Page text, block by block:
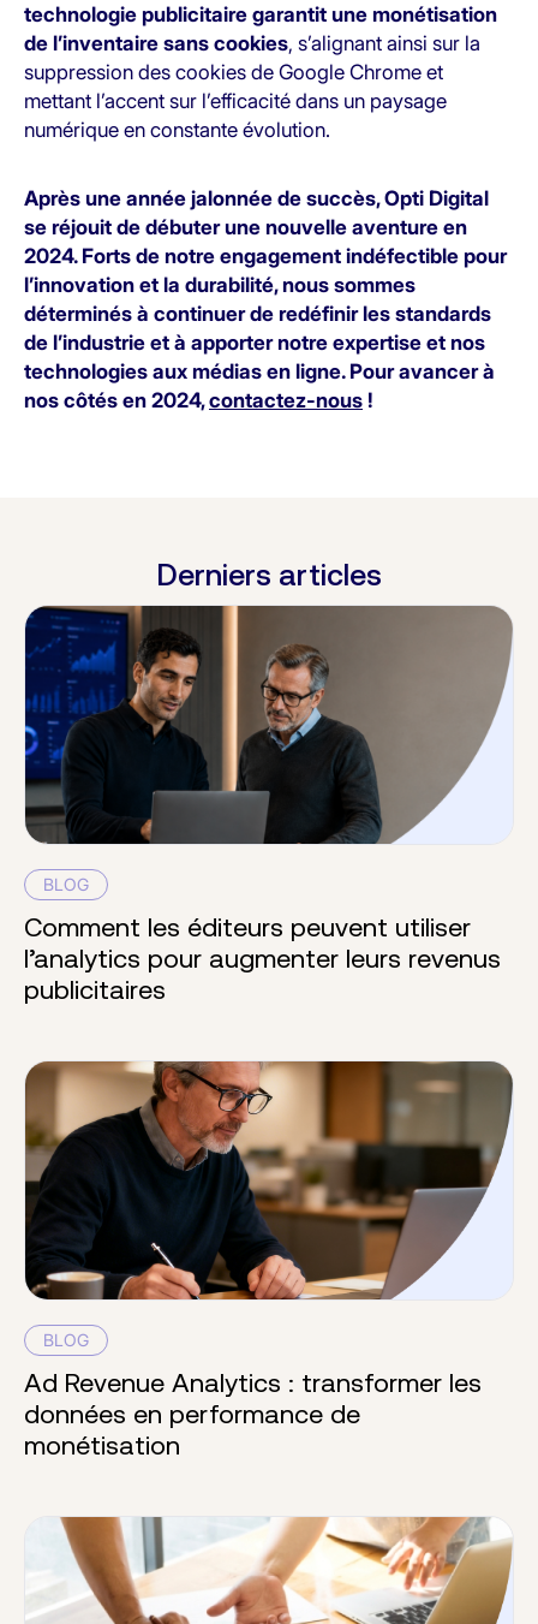
technologie publicitaire garantit une monétisation
de l’inventaire sans cookies, s’alignant ainsi sur la
suppression des cookies de Google Chrome et
mettant l’accent sur l’efficacité dans un paysage
numérique en constante évolution.
Après une année jalonnée de succès, Opti Digital
se réjouit de débuter une nouvelle aventure en
2024. Forts de notre engagement indéfectible pour
l’innovation et la durabilité, nous sommes
déterminés à continuer de redéfinir les standards
de l’industrie et à apporter notre expertise et nos
technologies aux médias en ligne. Pour avancer à
nos côtés en 2024,contactez-nous !
Derniers articles
BLOG
Comment les éditeurs peuvent utiliser
l’analytics pour augmenter leurs revenus
publicitaires
BLOG
Ad Revenue Analytics : transformer les
données en performance de
monétisation